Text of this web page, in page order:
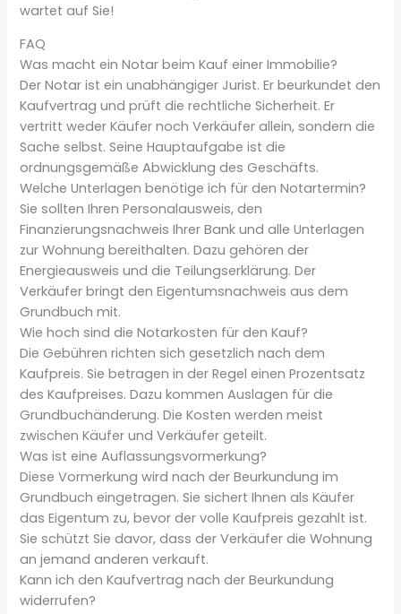
wartet auf Sie!
FAQ
Was macht ein Notar beim Kauf einer Immobilie?
Der Notar ist ein unabhängiger Jurist. Er beurkundet den
Kaufvertrag und prüft die rechtliche Sicherheit. Er
vertritt weder Käufer noch Verkäufer allein, sondern die
Sache selbst. Seine Hauptaufgabe ist die
ordnungsgemäße Abwicklung des Geschäfts.
Welche Unterlagen benötige ich für den Notartermin?
Sie sollten Ihren Personalausweis, den
Finanzierungsnachweis Ihrer Bank und alle Unterlagen
zur Wohnung bereithalten. Dazu gehören der
Energieausweis und die Teilungserklärung. Der
Verkäufer bringt den Eigentumsnachweis aus dem
Grundbuch mit.
Wie hoch sind die Notarkosten für den Kauf?
Die Gebühren richten sich gesetzlich nach dem
Kaufpreis. Sie betragen in der Regel einen Prozentsatz
des Kaufpreises. Dazu kommen Auslagen für die
Grundbuchänderung. Die Kosten werden meist
zwischen Käufer und Verkäufer geteilt.
Was ist eine Auflassungsvormerkung?
Diese Vormerkung wird nach der Beurkundung im
Grundbuch eingetragen. Sie sichert Ihnen als Käufer
das Eigentum zu, bevor der volle Kaufpreis gezahlt ist.
Sie schützt Sie davor, dass der Verkäufer die Wohnung
an jemand anderen verkauft.
Kann ich den Kaufvertrag nach der Beurkundung
widerrufen?